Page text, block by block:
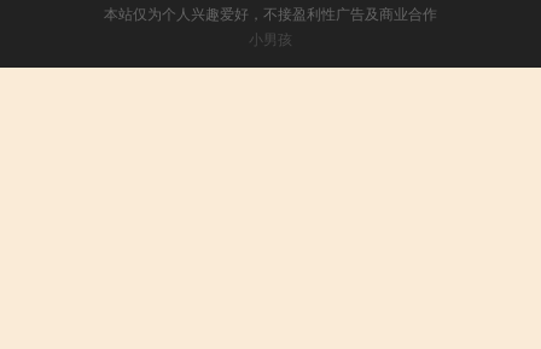
本站仅为个人兴趣爱好，不接盈利性广告及商业合作
小男孩